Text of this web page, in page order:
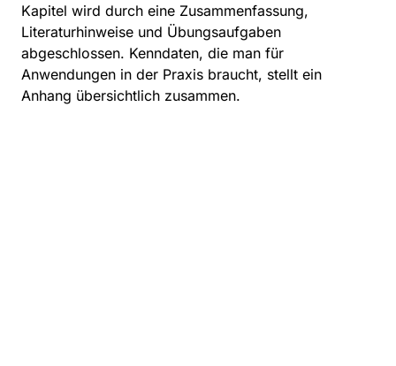
Kapitel wird durch eine Zusammenfassung,
Literaturhinweise und Übungsaufgaben
abgeschlossen. Kenndaten, die man für
Anwendungen in der Praxis braucht, stellt ein
Anhang übersichtlich zusammen.